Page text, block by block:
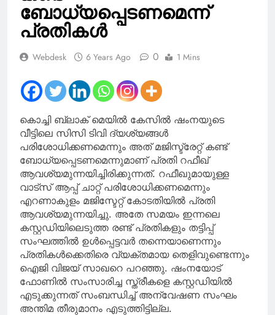
ബോധ്യപ്പെടണമെന്ന്
പ്രതികൾ
Webdesk 6 Years Ago 0 1 Mins
കൊച്ചി ബ്ലാക് മെയിൽ കേസിൽ ഷംനയുടെ
വീട്ടിലെ സിസി ടിവി ദ്യശ്യങ്ങൾ
പരിശോധിക്കണമെന്നും അത് മജിസ്ട്രേറ്റ് കണ്ട്
ബോധ്യപ്പെടണമെന്നുമാണ് പ്രതി റഫീഖ്
ആവശ്യമുന്നയിച്ചിരിക്കുന്നത്. റഫീഖുമായുള്ള
വാട്സ് ആപ്പ് ചാറ്റ് പരിശോധിക്കണമെന്നും
എറണാകുളം മജിസ്ടേറ്റ് കോടതിയിൽ പ്രതി
ആവശ്യമുന്നയിച്ചു. അതേ സമയം ഇന്നലെ
കസ്റ്റഡിയിലെടുത്ത രണ്ട് പ്രതികളും തട്ടിപ്പ്
സംഘത്തിൽ ഉൾപ്പെട്ടവർ തന്നെയാണെന്നും
പ്രതികൾക്കെതിരെ വ്യക്തമായ തെളിവുണ്ടെന്നും
ഐജി വിജയ് സാഖറെ പറഞ്ഞു. ഷംനയോട്
ഫോണിൽ സംസാരിച്ച സ്ത്രീകളെ കസ്റ്റഡിയിൽ
എടുക്കുന്നത് സംബന്ധിച്ച് അന്വേഷണ സംഘം
അന്തിമ തീരുമാനം എടുത്തിട്ടില്ല.